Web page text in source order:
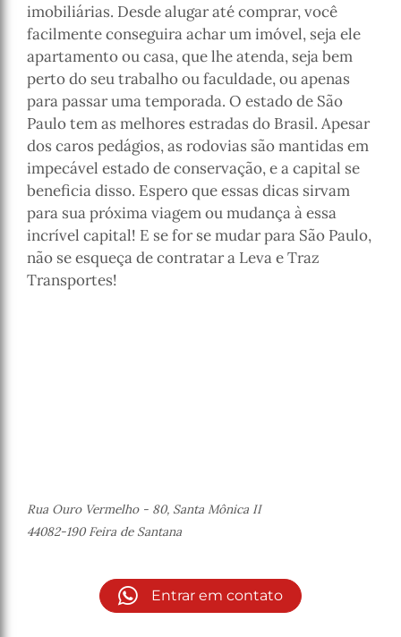
imobiliárias. Desde alugar até comprar, você
facilmente conseguira achar um imóvel, seja ele
apartamento ou casa, que lhe atenda, seja bem
perto do seu trabalho ou faculdade, ou apenas
para passar uma temporada. O estado de São
Paulo tem as melhores estradas do Brasil. Apesar
dos caros pedágios, as rodovias são mantidas em
impecável estado de conservação, e a capital se
beneficia disso. Espero que essas dicas sirvam
para sua próxima viagem ou mudança à essa
incrível capital! E se for se mudar para São Paulo,
não se esqueça de contratar a Leva e Traz
Transportes!
Rua Ouro Vermelho - 80, Santa Mônica II
44082-190 Feira de Santana
Entrar em contato